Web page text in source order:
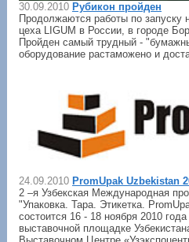
30.09.2010 Рубикон пройден
Продолжаются работы по запуску
цеха LIGUM в России, в городе
Пройден самый трудный -
оборудование растаможено и
24.09.2010 PromUpak Uzbekistan
2 –я Узбекская Международная
"Упаковка. Тара. Этикетка.
состоится 16 - 18 ноября 2010
выставочной площадке